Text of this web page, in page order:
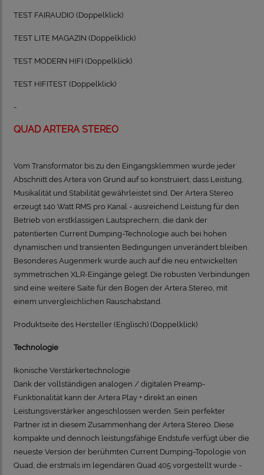
TEST FAIRAUDIO (Doppelklick)
TEST LITE MAGAZIN (Doppelklick)
TEST MODERN HIFI (Doppelklick)
TEST HIFITEST(Doppelklick)
-
QUAD ARTERA STEREO
Vom Transformator bis zu den Eingangsklemmen wurde jeder
Abschnitt des Artera von Grund auf so konstruiert, dass Leistung,
Musikalität und Stabilität gewährleistet sind. Der Artera Stereo
erzeugt 140 Watt RMS pro Kanal - ausreichend Leistung für den
Betrieb von erstklassigen Lautsprechern, die dank der
patentierten Current Dumping-Technologie auch bei hohen
dynamischen und transienten Bedingungen unverändert bleiben.
Besonderes Augenmerk wurde auch auf die neu entwickelten
symmetrischen XLR-Eingänge gelegt. Die robusten Verbindungen
sind eine weitere Saite für den Bogen der Artera Stereo, mit
einem unvergleichlichen Rauschabstand.
Produktseite des Hersteller (Englisch)(Doppelklick)
Technologie
Ikonische Verstärkertechnologie
Dank der vollständigen analogen / digitalen Preamp-
Funktionalität kann der Artera Play + direkt an einen
Leistungsverstärker angeschlossen werden. Sein perfekter
Partner ist in diesem Zusammenhang der Artera Stereo. Diese
kompakte und dennoch leistungsfähige Endstufe verfügt über die
neueste Version der berühmten Current Dumping-Topologie von
Quad, die erstmals im legendären Quad 405 vorgestellt wurde -